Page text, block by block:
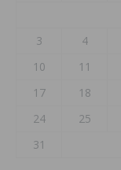
3
4
10
11
17
18
24
25
31